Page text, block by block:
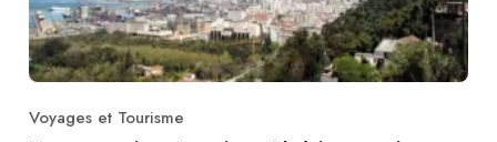
Category
Voyages et Tourisme